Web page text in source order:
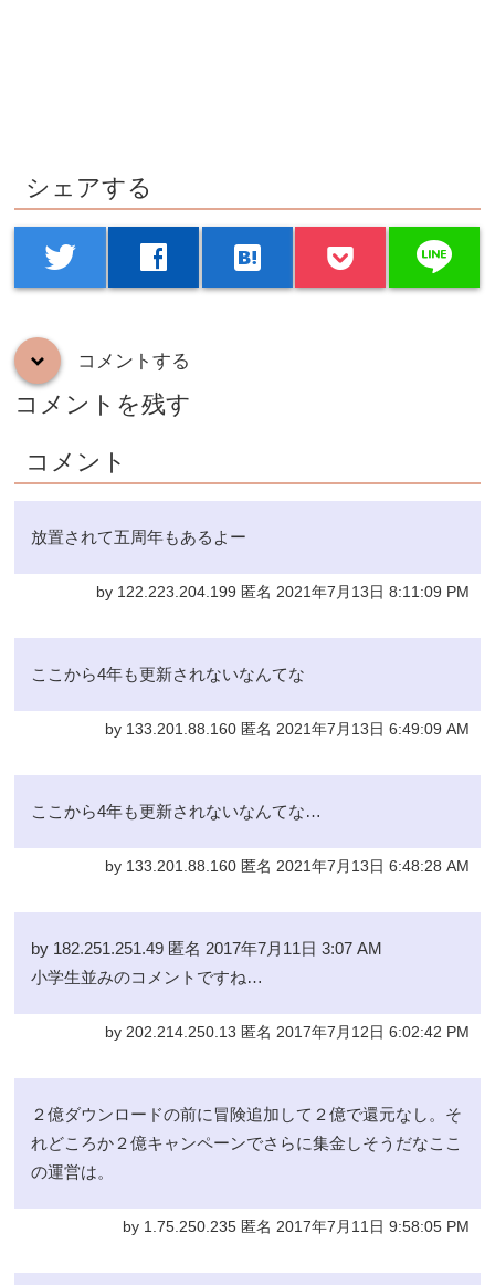
シェアする
twitter facebook hatenabookmark line
down コメントする
コメントを残す
コメント
放置されて五周年もあるよー
by 122.223.204.199 匿名 2021年7月13日 8:11:09 PM
ここから4年も更新されないなんてな
by 133.201.88.160 匿名 2021年7月13日 6:49:09 AM
ここから4年も更新されないなんてな…
by 133.201.88.160 匿名 2021年7月13日 6:48:28 AM
by 182.251.251.49 匿名 2017年7月11日 3:07 AM
小学生並みのコメントですね…
by 202.214.250.13 匿名 2017年7月12日 6:02:42 PM
２億ダウンロードの前に冒険追加して２億で還元なし。そ
れどころか２億キャンペーンでさらに集金しそうだなここ
の運営は。
by 1.75.250.235 匿名 2017年7月11日 9:58:05 PM